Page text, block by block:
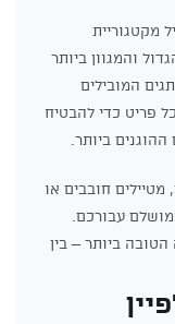
מקטגוריית
והמגוון ביותר
מוצרים מהמותגים המובילים
פריט כדי להבטיח
ביותר.
חובבים או
עבורכם.
ביותר – בין